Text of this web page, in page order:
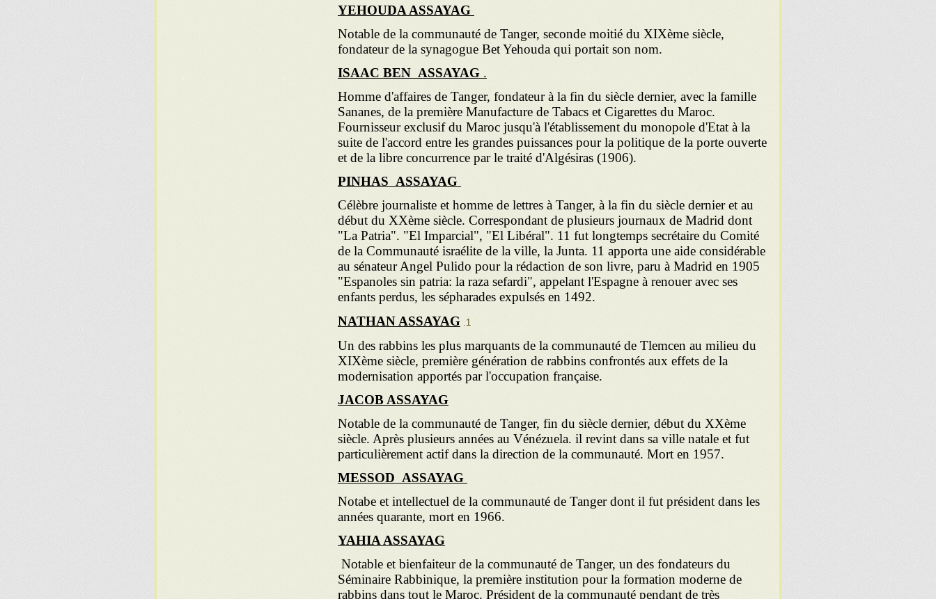
YEHOUDA ASSAYAG
Notable de la communauté de Tanger, seconde moitié du XIXème siècle,
fondateur de la synagogue Bet Yehouda qui portait son nom.
.
ISAAC BEN ASSAYAG
Homme d'affaires de Tanger, fondateur à la fin du siècle dernier, avec la famille
Sananes, de la première Manufacture de Tabacs et Cigarettes du Maroc.
Fournisseur exclusif du Maroc jusqu'à l'établissement du monopole d'Etat à la
suite de l'accord entre les grandes puissances pour la politique de la porte ouverte
et de la libre concurrence par le traité d'Algésiras (1906).
PINHAS ASSAYAG
Célèbre journaliste et homme de lettres à Tanger, à la fin du siècle dernier et au
début du XXème siècle. Correspondant de plusieurs journaux de Madrid dont
"La Patria". "El Imparcial", "El Libéral". 11 fut longtemps secrétaire du Comité
de la Communauté israélite de la ville, la Junta. 11 apporta une aide considérable
au séna­teur Angel Pulido pour la rédaction de son livre, paru à Madrid en 1905
"Espanoles sin patria: la raza sefardi", appelant l'Espagne à renouer avec ses
enfants perdus, les sépharades expulsés en 1492.
NATHAN ASSAYAG
Un des rabbins les plus marquants de la communauté de Tlemcen au milieu du
XIXème siècle, première génération de rabbins confrontés aux effets de la
modernisation apportés par l'occu­pation française.
JACOB ASSAYAG
Notable de la communauté de Tanger, fin du siècle dernier, début du XXème
siècle. Après plusieurs années au Vénézuela. il revint dans sa ville natale et fut
particulièrement actif dans la direction de la communauté. Mort en 1957.
MESSOD ASSAYAG
Notabe et intellectuel de la communauté de Tanger dont il fut prési­dent dans les
années quarante, mort en 1966.
YAHIA ASSAYAG
Notable et bienfaiteur de la communauté de Tanger, un des fondateurs du
Séminaire Rabbinique, la première institution pour la formation moderne de
rabbins dans tout le Maroc. Président de la communauté pendant de très